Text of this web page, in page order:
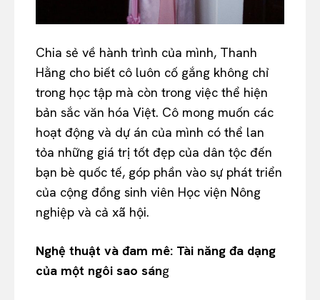
Chia sẻ về hành trình của mình, Thanh
Hằng cho biết cô luôn cố gắng không chỉ
trong học tập mà còn trong việc thể hiện
bản sắc văn hóa Việt. Cô mong muốn các
hoạt động và dự án của mình có thể lan
tỏa những giá trị tốt đẹp của dân tộc đến
bạn bè quốc tế, góp phần vào sự phát triển
của cộng đồng sinh viên Học viện Nông
nghiệp và cả xã hội.
Nghệ thuật và đam mê: Tài năng đa dạng
của một ngôi sao sáng